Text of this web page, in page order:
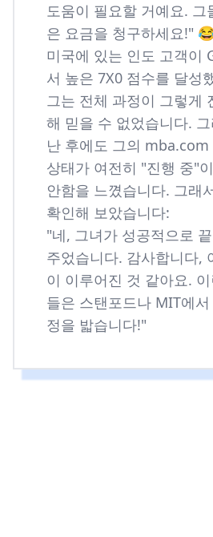
도움이 필요할 거예요. 그
은 요금을 청구하세요!"
미국에 있는 인도 고객이
서 높은 7X0 점수를 달성
그는 전체 과정이 그렇게
해 믿을 수 없었습니다.
난 후에도 그의 mba.com
상태가 여전히 "진행 중"
안함을 느꼈습니다. 그래
확인해 보았습니다:
"네, 그녀가 성공적으로
주었습니다. 감사합니다,
이 이루어진 것 같아요.
들은 스탠포드나 MIT에
정을 밟습니다!"